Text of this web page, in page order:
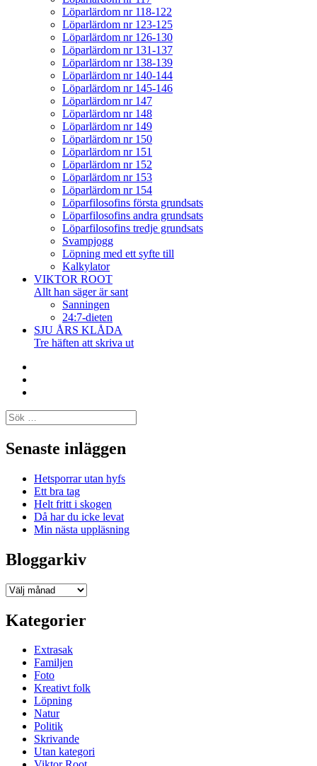
Löparlärdom nr 118-122
Löparlärdom nr 123-125
Löparlärdom nr 126-130
Löparlärdom nr 131-137
Löparlärdom nr 138-139
Löparlärdom nr 140-144
Löparlärdom nr 145-146
Löparlärdom nr 147
Löparlärdom nr 148
Löparlärdom nr 149
Löparlärdom nr 150
Löparlärdom nr 151
Löparlärdom nr 152
Löparlärdom nr 153
Löparlärdom nr 154
Löparfilosofins första grundsats
Löparfilosofins andra grundsats
Löparfilosofins tredje grundsats
Svampjogg
Löpning med ett syfte till
Kalkylator
VIKTOR ROOT
Allt han säger är sant
Sanningen
24:7-dieten
SJU ÅRS KLÅDA
Tre häften att skriva ut
Sök
efter:
Senaste inläggen
Hetsporrar utan hyfs
Ett bra tag
Helt fritt i skogen
Då har du icke levat
Min nästa uppläsning
Bloggarkiv
Bloggarkiv
Kategorier
Extrasak
Familjen
Foto
Kreativt folk
Löpning
Natur
Politik
Skrivande
Utan kategori